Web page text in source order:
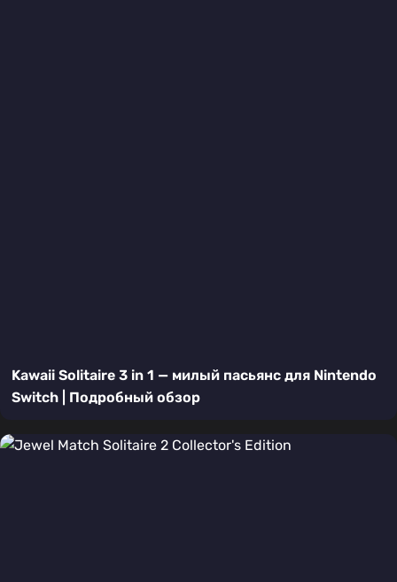
Kawaii Solitaire 3 in 1 — милый пасьянс для Nintendo
Switch | Подробный обзор